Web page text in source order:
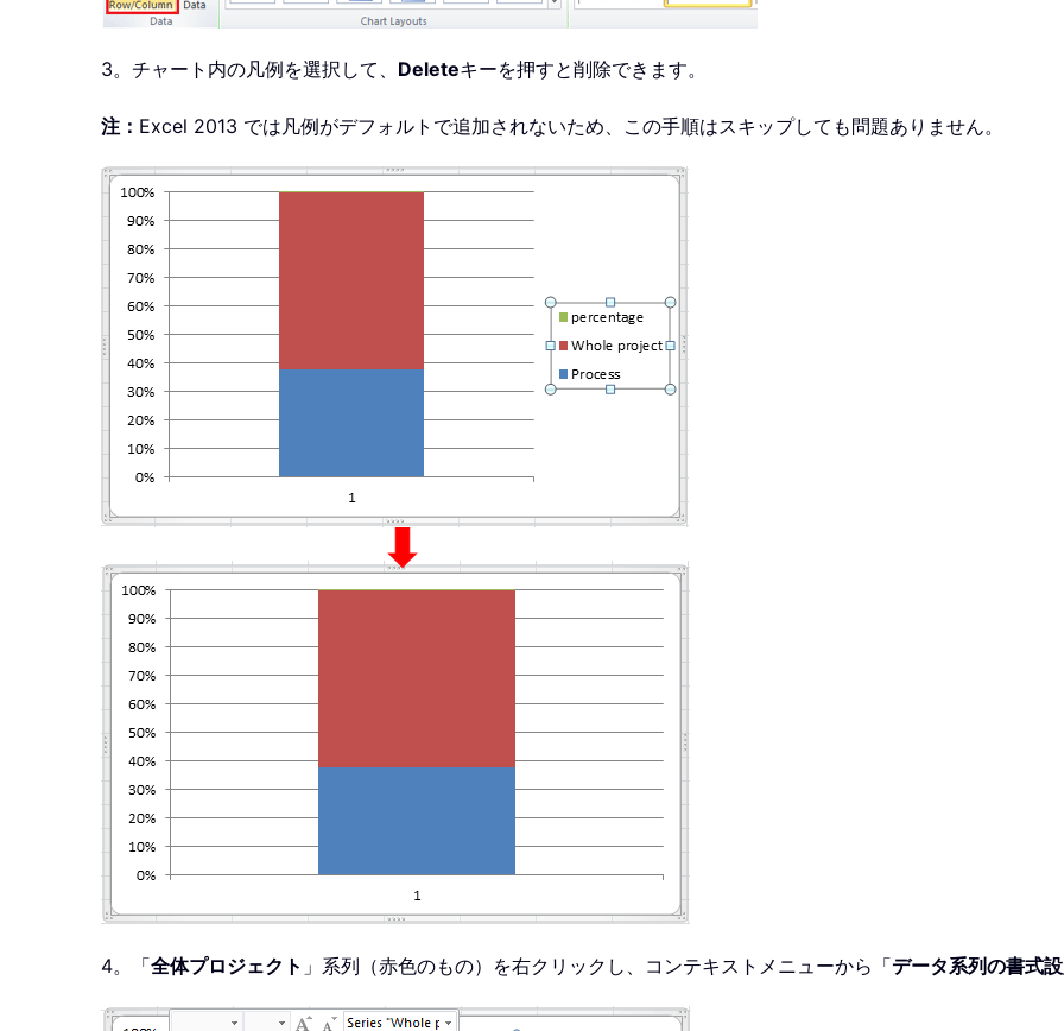
3。チャート内の凡例を選択して、 Deleteキーを押すと削除できます。
注： Excel 2013 では凡例がデフォルトで追加されないため、この手順はスキップしても問題ありません。
4。「全体プロジェクト 」系列（赤色のもの）を右クリックし、コンテキストメニューから「データ系列の書式